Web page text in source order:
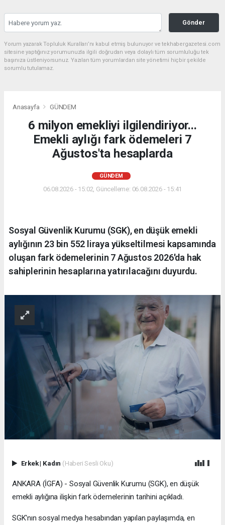
Gönder
Yorum yazarak Topluluk Kuralları’nı kabul etmiş bulunuyor ve tekhabergazetesi.com
sitesine yaptığınız yorumunuzla ilgili doğrudan veya dolaylı tüm sorumluluğu tek
başınıza üstleniyorsunuz. Yazılan tüm yorumlardan site yönetimi hiçbir şekilde
sorumlu tutulamaz.
Anasayfa GÜNDEM
6 milyon emekliyi ilgilendiriyor...
Emekli aylığı fark ödemeleri 7
Ağustos'ta hesaplarda
GÜNDEM
06.08.2026 - 15:02, Güncelleme: 06.08.2026 - 15:41
Sosyal Güvenlik Kurumu (SGK), en düşük emekli
aylığının 23 bin 552 liraya yükseltilmesi kapsamında
oluşan fark ödemelerinin 7 Ağustos 2026'da hak
sahiplerinin hesaplarına yatırılacağını duyurdu.
Erkek| Kadın (Haberi Sesli Oku)
ANKARA (İGFA) - Sosyal Güvenlik Kurumu (SGK), en düşük
emekli aylığına ilişkin fark ödemelerinin tarihini açıkladı.
SGK'nın sosyal medya hesabından yapılan paylaşımda, en